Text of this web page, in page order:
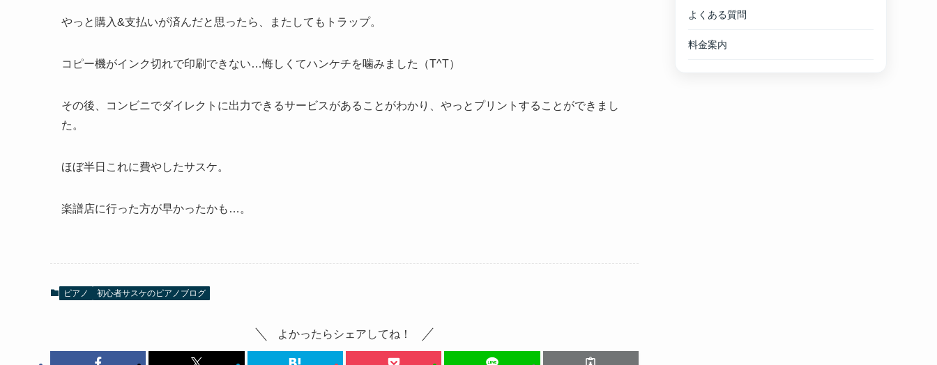
やっと購入&支払いが済んだと思ったら、またしてもトラップ。
コピー機がインク切れで印刷できない…悔しくてハンケチを噛みました（T^T）
その後、コンビニでダイレクトに出力できるサービスがあることがわかり、やっとプリントすることができまし
た。
ほぼ半日これに費やしたサスケ。
楽譜店に行った方が早かったかも…。
ピアノ 初心者サスケのピアノブログ
よかったらシェアしてね！
よくある質問
料金案内